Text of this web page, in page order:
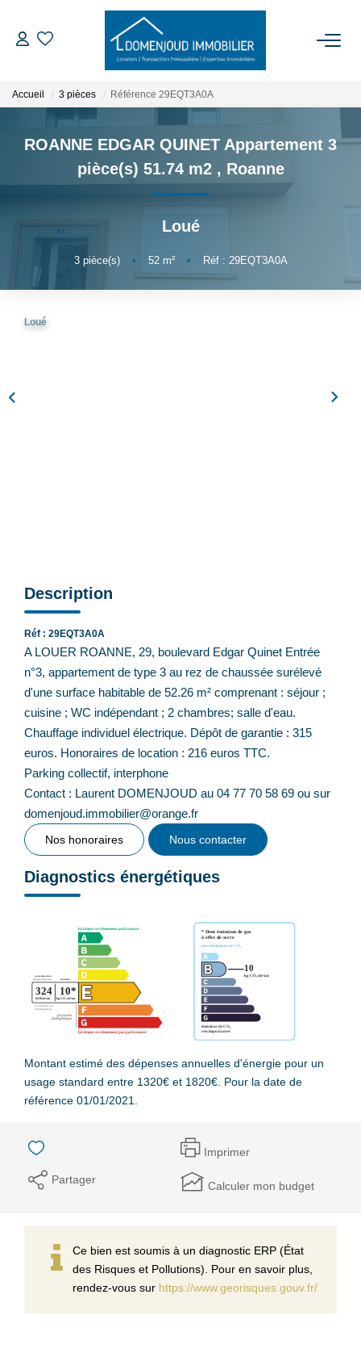
ACHETER
LOUER
EXPERTISER
NOTRE AGENCE
Accueil 3 pièces Référence 29EQT3A0A
ROANNE EDGAR QUINET Appartement 3
pièce(s) 51.74 m2 , Roanne
Loué
3pièce(s) • 52m² • Réf : 29EQT3A0A
Loué
Description
Réf : 29EQT3A0A
A LOUER ROANNE, 29, boulevard Edgar Quinet Entrée
n°3, appartement de type 3 au rez de chaussée surélevé
d'une surface habitable de 52.26 m² comprenant : séjour ;
cuisine ; WC indépendant ; 2 chambres; salle d'eau.
Chauffage individuel électrique. Dépôt de garantie : 315
euros. Honoraires de location : 216 euros TTC.
Parking collectif, interphone
Contact : Laurent DOMENJOUD au 04 77 70 58 69 ou sur
domenjoud.immobilier@orange.fr
Nos honoraires Nous contacter
Diagnostics énergétiques
Montant estimé des dépenses annuelles d'énergie pour un
usage standard entre 1320€ et 1820€. Pour la date de
référence 01/01/2021.
Imprimer
Partager Calculer mon budget
Ce bien est soumis à un diagnostic ERP (État
des Risques et Pollutions). Pour en savoir plus,
rendez-vous sur https://www.georisques.gouv.fr/